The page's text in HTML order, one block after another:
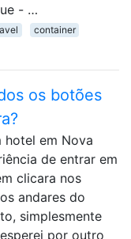
- …
container
os botões
hotel em Nova
de entrar em
clicara nos
andares do
simplesmente
por outro